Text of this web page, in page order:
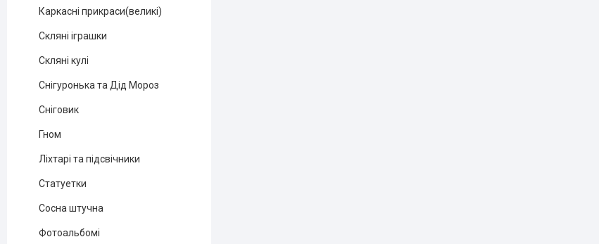
Каркасні прикраси(великі)
Скляні іграшки
Скляні кулі
Снігуронька та Дід Мороз
Сніговик
Гном
Ліхтарі та підсвічники
Статуетки
Сосна штучна
Фотоальбомі